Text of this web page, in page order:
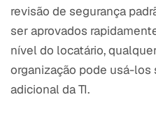
revisão de segurança
ser aprovados
nível do locatário,
organização pode usá-
adicional da TI.